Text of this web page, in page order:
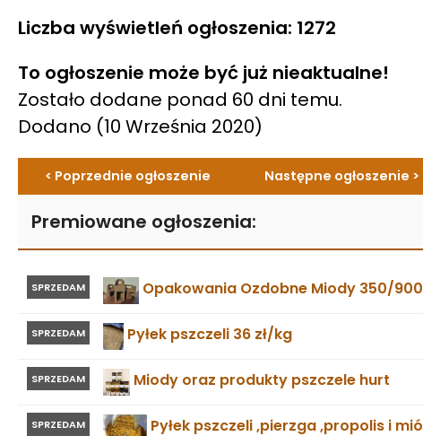
Liczba wyświetleń ogłoszenia: 1272
To ogłoszenie może być już nieaktualne!
Zostało dodane ponad 60 dni temu.
Dodano (10 Września 2020)
< Poprzednie ogłoszenie Następne ogłoszenie >
Premiowane ogłoszenia:
SPRZEDAM Opakowania Ozdobne Miody 350/
SPRZEDAM Pyłek pszczeli 36 zł/kg
SPRZEDAM Miody oraz produkty pszczele hurt
SPRZEDAM Pyłek pszczeli ,pierzga ,propolis i